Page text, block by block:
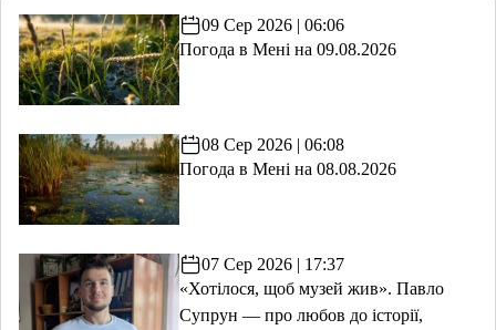
09 Сер 2026 | 06:06
Погода в Мені на 09.08.2026
08 Сер 2026 | 06:08
Погода в Мені на 08.08.2026
07 Сер 2026 | 17:37
«Хотілося, щоб музей жив». Павло
Супрун — про любов до історії,